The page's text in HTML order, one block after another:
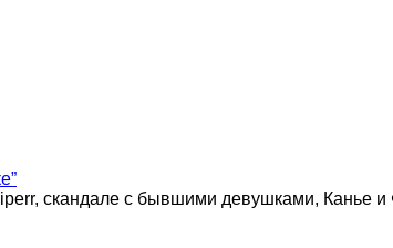
скандале с бывшими девушками, Канье